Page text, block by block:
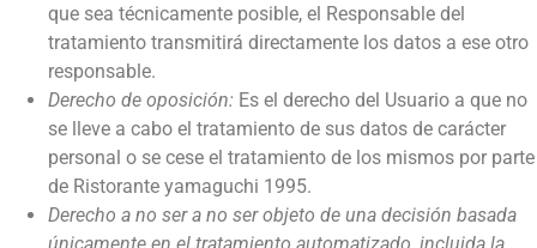
que sea técnicamente posible, el Responsable del
tratamiento transmitirá directamente los datos a ese otro
responsable.
Derecho de oposición: Es el derecho del Usuario a que no
se lleve a cabo el tratamiento de sus datos de carácter
personal o se cese el tratamiento de los mismos por parte
de Ristorante yamaguchi 1995.
Derecho a no ser a no ser objeto de una decisión basada